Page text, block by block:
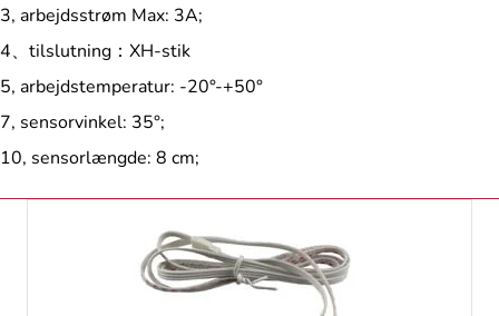
3, arbejdsstrøm Max: 3A;
4、tilslutning：XH-stik
5, arbejdstemperatur: -20°-+50°
7, sensorvinkel: 35°;
10, sensorlængde: 8 cm;